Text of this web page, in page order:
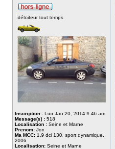
détoiteur tout temps
Inscription : Lun Jan 20, 2014 9:46 am
Message(s) : 518
Localisation : Seine et Marne
Prenom: Jon
Ma MCC: 1.9 dci 130, sport dynamique,
2006
Localisation: Seine et Marne